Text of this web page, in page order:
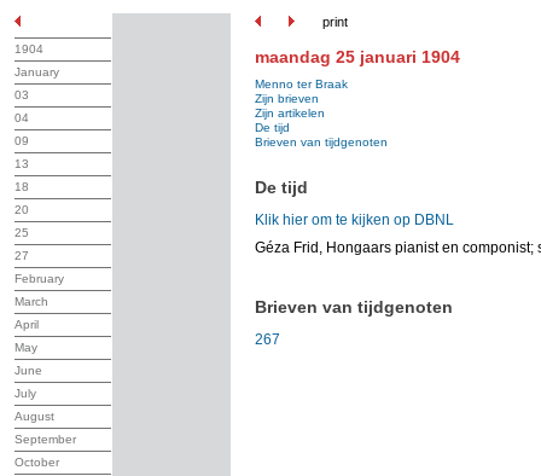
print
1904
January
03
04
09
13
18
20
25
27
February
March
April
May
June
July
August
September
October
maandag 25 januari 1904
Menno ter Braak
Zijn brieven
Zijn artikelen
De tijd
Brieven van tijdgenoten
De tijd
Klik hier om te kijken op DBNL
Géza Frid, Hongaars pianist en
Brieven van tijdgenoten
267